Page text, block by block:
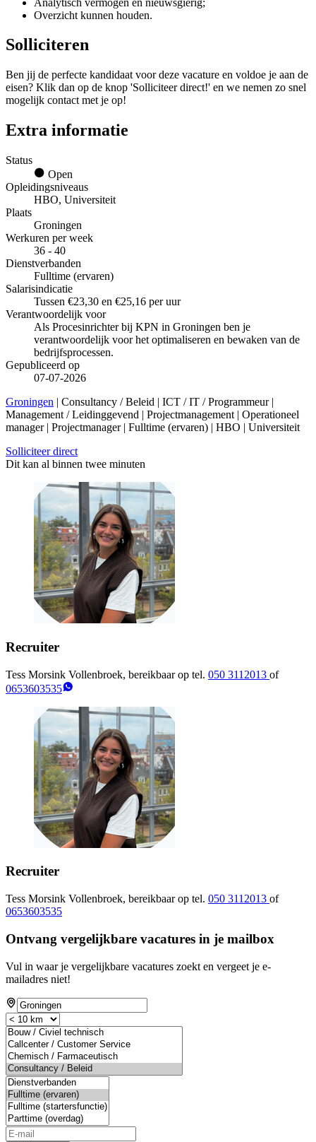
Overzicht kunnen houden.
Solliciteren
Ben jij de perfecte kandidaat voor deze vacature en voldoe je aan de
eisen? Klik dan op de knop 'Solliciteer direct!' en we nemen zo snel
mogelijk contact met je op!
Extra informatie
Status
Open
Opleidingsniveaus
HBO, Universiteit
Plaats
Groningen
Werkuren per week
36 - 40
Dienstverbanden
Fulltime (ervaren)
Salarisindicatie
Tussen €23,30 en €25,16 per uur
Verantwoordelijk voor
Als Procesinrichter bij KPN in Groningen ben je
verantwoordelijk voor het optimaliseren en bewaken van de
bedrijfsprocessen.
Gepubliceerd op
07-07-2026
Groningen | Consultancy / Beleid | ICT / IT / Programmeur |
Management / Leidinggevend | Projectmanagement | Operationeel
manager | Projectmanager | Fulltime (ervaren) | HBO | Universiteit
Solliciteer direct
Dit kan al binnen twee minuten
Recruiter
Tess Morsink Vollenbroek, bereikbaar op tel. 050 3112013 of
0653603535
Recruiter
Tess Morsink Vollenbroek, bereikbaar op tel. 050 3112013 of
0653603535
Ontvang vergelijkbare vacatures in je mailbox
Vul in waar je vergelijkbare vacatures zoekt en vergeet je e-
mailadres niet!